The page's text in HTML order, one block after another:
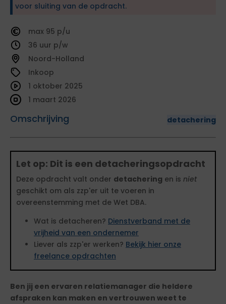
voor sluiting van de opdracht.
95
36
Noord-Holland
Inkoop
Omschrijving detachering
1 oktober 2025
1 maart 2026
Let op: Dit is een detacheringsopdracht
Deze opdracht valt onder detachering en is niet
geschikt om als zzp'er uit te voeren in
overeenstemming met de Wet DBA.
Wat is detacheren? Dienstverband met de
vrijheid van een ondernemer
Liever als zzp'er werken? Bekijk hier onze
freelance opdrachten
Ben jij een ervaren relatiemanager die heldere
afspraken kan maken en vertrouwen weet te